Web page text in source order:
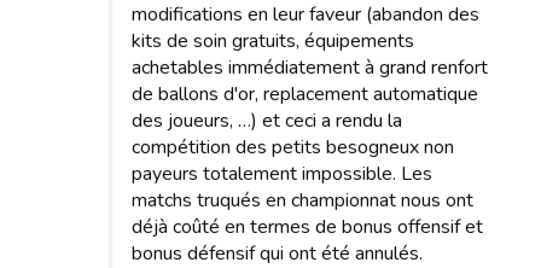
modifications en leur faveur (abandon des
kits de soin gratuits, équipements
achetables immédiatement à grand renfort
de ballons d'or, replacement automatique
des joueurs, …) et ceci a rendu la
compétition des petits besogneux non
payeurs totalement impossible. Les
matchs truqués en championnat nous ont
déjà coûté en termes de bonus offensif et
bonus défensif qui ont été annulés.